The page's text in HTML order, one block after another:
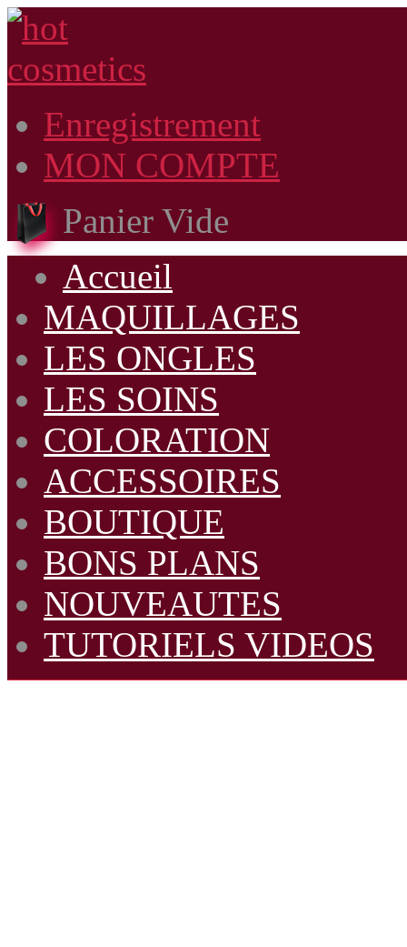
Enregistrement
MON COMPTE
Panier Vide
Accueil
MAQUILLAGES
LES ONGLES
LES SOINS
COLORATION
ACCESSOIRES
BOUTIQUE
BONS PLANS
NOUVEAUTES
TUTORIELS VIDEOS